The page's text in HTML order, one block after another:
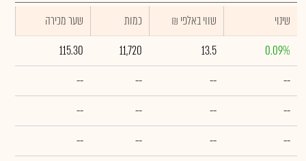
שינוי ₪ שווי באלפי כמות
שער מכירה
0.09%
13.5
11,720
115.30
--
--
--
--
--
--
--
--
--
--
--
--